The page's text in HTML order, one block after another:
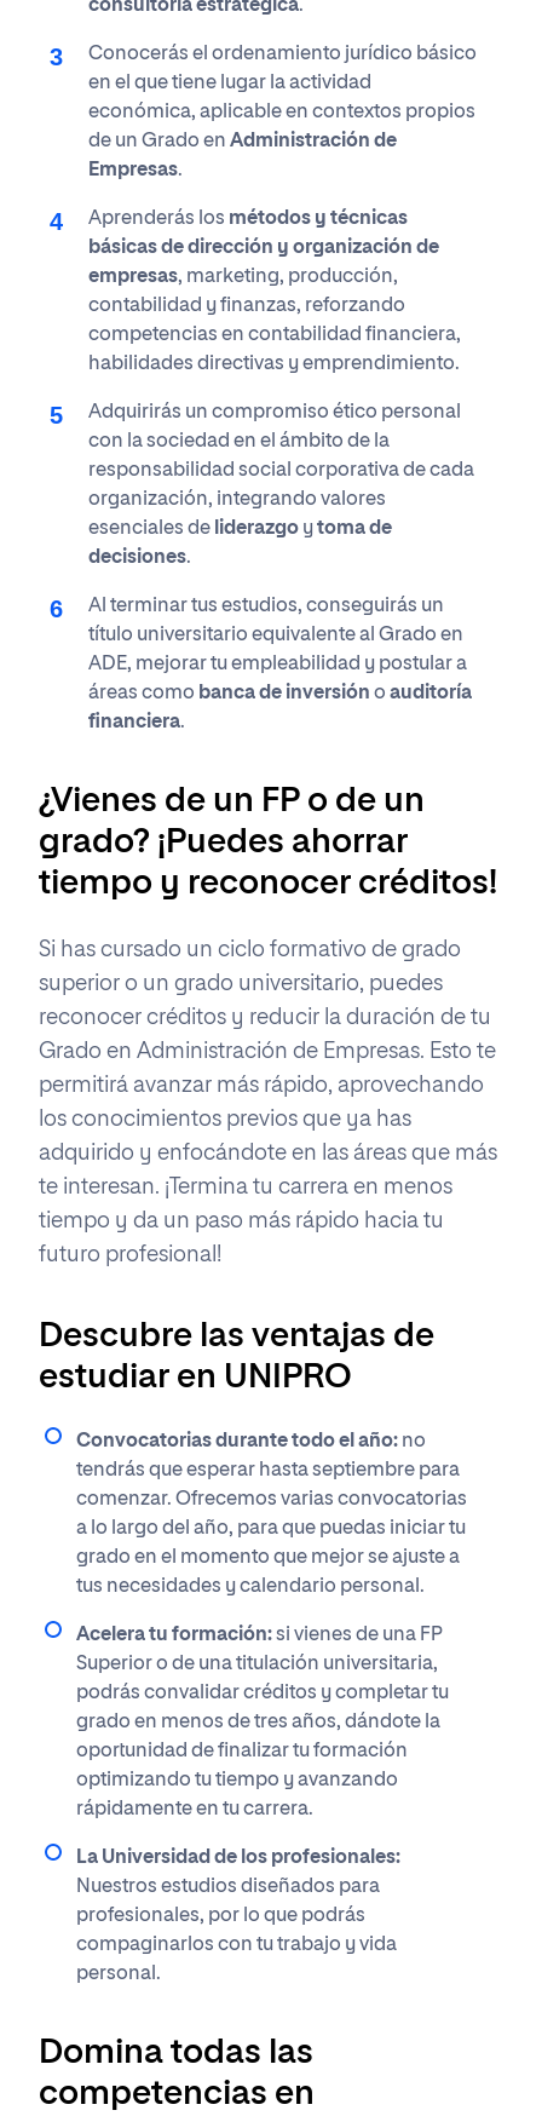
consultoría estratégica.
Conocerás el ordenamiento jurídico básico
en el que tiene lugar la actividad
económica, aplicable en contextos propios
de un Grado en Administración de
Empresas.
Aprenderás los métodos y técnicas
básicas de dirección y organización de
empresas, marketing, producción,
contabilidad y finanzas, reforzando
competencias en contabilidad financiera,
habilidades directivas y emprendimiento.
Adquirirás un compromiso ético personal
con la sociedad en el ámbito de la
responsabilidad social corporativa de cada
organización, integrando valores
esenciales de liderazgoytoma de
decisiones.
Al terminar tus estudios, conseguirás un
título universitario equivalente al Grado en
ADE, mejorar tu empleabilidad y postular a
áreas como banca de inversión o auditoría
financiera.
¿Vienes de un FP o de un
grado? ¡Puedes ahorrar
tiempo y reconocer créditos!
Si has cursado un ciclo formativo de grado
superior o un grado universitario, puedes
reconocer créditos y reducir la duración de tu
Grado en Administración de Empresas. Esto te
permitirá avanzar más rápido, aprovechando
los conocimientos previos que ya has
adquirido y enfocándote en las áreas que más
te interesan. ¡Termina tu carrera en menos
tiempo y da un paso más rápido hacia tu
futuro profesional!
Descubre las ventajas de
estudiar en UNIPRO
Convocatorias durante todo el año: no
tendrás que esperar hasta septiembre para
comenzar. Ofrecemos varias convocatorias
a lo largo del año, para que puedas iniciar tu ​
grado en el momento que mejor se ajuste a
tus necesidades y calendario personal.
Acelera tu formación:si vienes de una FP
Superior o de una titulación universitaria,
podrás convalidar créditos y completar tu
grado en menos de tres años, dándote la
oportunidad de finalizar tu formación
optimizando tu tiempo y avanzando
rápidamente en tu carrera.
La Universidad de los profesionales:
Nuestros estudios diseñados para
profesionales, por lo que podrás
compaginarlos con tu trabajo y vida
personal.
Domina todas las
competencias en